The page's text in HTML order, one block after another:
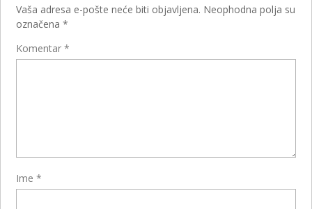
Vaša adresa e-pošte neće biti objavljena. Neophodna polja su
označena*
Komentar*
Ime*